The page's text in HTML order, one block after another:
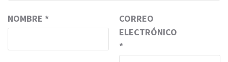
NOMBRE *
CORREO
ELECTRÓNICO
*